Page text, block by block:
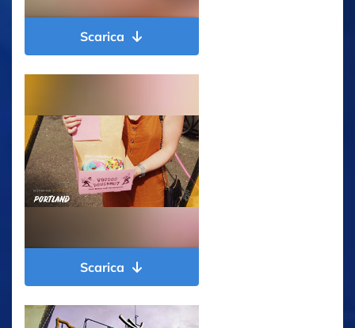
Scarica
Scarica